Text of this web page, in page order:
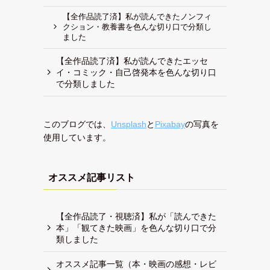
【全作品読了済】私が読んできたノンフィ
クション・教養書を色んな切り口で分類し
ました
【全作品読了済】私が読んできたエッセ
イ・コミック・自己啓発本を色んな切り口
で分類しました
このブログでは、 Unsplashと Pixabayの写真を
使用しています。
オススメ記事リスト
【全作品読了・視聴済】私が「読んできた
本」「観てきた映画」を色んな切り口で分
類しました
オススメ記事一覧（本・映画の感想・レビ